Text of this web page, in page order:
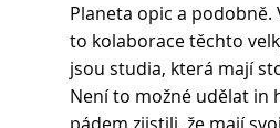
Planeta opic a podobně.
to kolaborace těchto
jsou studia, která mají
Není to možné udělat in